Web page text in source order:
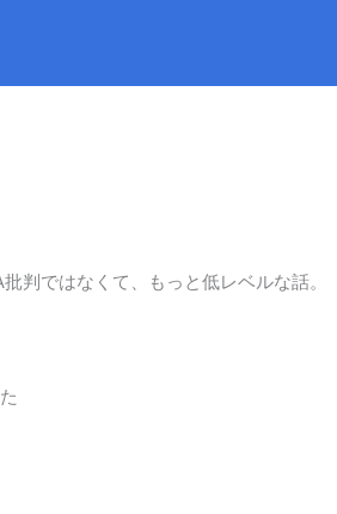
判ではなくて、もっと低レベルな話。